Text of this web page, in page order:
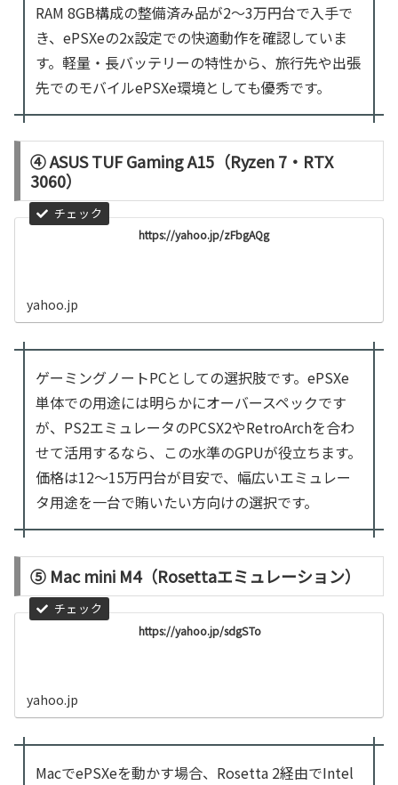
RAM 8GB構成の整備済み品が2〜3万円台で入手で
き、ePSXeの2x設定での快適動作を確認していま
す。軽量・長バッテリーの特性から、旅行先や出張
先でのモバイルePSXe環境としても優秀です。
④ ASUS TUF Gaming A15（Ryzen 7・RTX
3060）
https://yahoo.jp/zFbgAQg
yahoo.jp
ゲーミングノートPCとしての選択肢です。ePSXe
単体での用途には明らかにオーバースペックです
が、PS2エミュレータのPCSX2やRetroArchを合わ
せて活用するなら、この水準のGPUが役立ちます。
価格は12〜15万円台が目安で、幅広いエミュレー
タ用途を一台で賄いたい方向けの選択です。
⑤ Mac mini M4（Rosettaエミュレーション）
https://yahoo.jp/sdgSTo
yahoo.jp
MacでePSXeを動かす場合、Rosetta 2経由でIntel